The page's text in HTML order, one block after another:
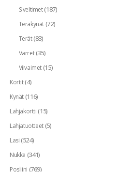
Siveltimet(187)
Teräkynät(72)
Terät(83)
Varret(35)
Viivaimet(15)
Kortit(4)
Kynät(116)
Lahjakortti(15)
Lahjatuotteet(5)
Lasi(524)
Nukke (341)
Posliini (769)